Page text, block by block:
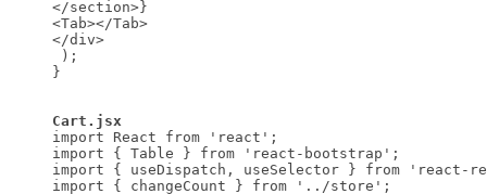
</section>}
<Tab></Tab>
</div>
);
}
import React from 'react';
import { Table } from 'react-bootstrap';
import { useDispatch, useSelector } from 'react-
import { changeCount } from '../store';